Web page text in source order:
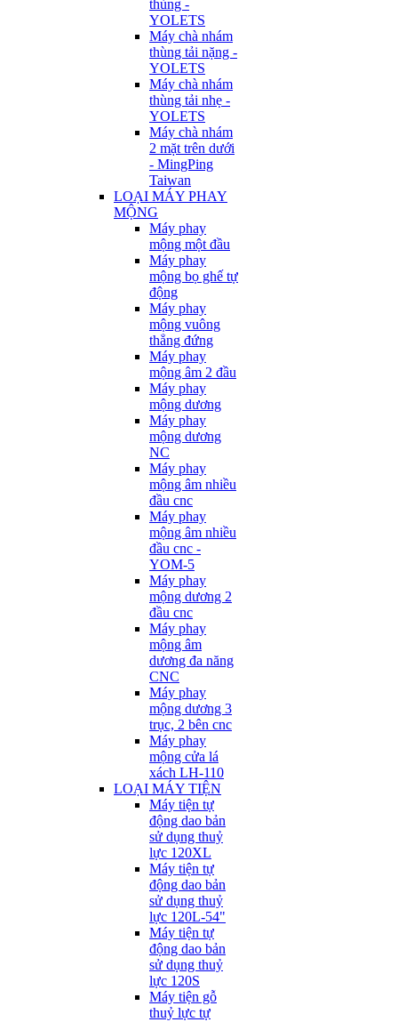
thùng -
YOLETS
Máy chà nhám
thùng tải nặng -
YOLETS
Máy chà nhám
thùng tải nhẹ -
YOLETS
Máy chà nhám
2 mặt trên dưới
- MingPing
Taiwan
LOẠI MÁY PHAY
MỘNG
Máy phay
mộng một đầu
Máy phay
mộng bọ ghế tự
động
Máy phay
mộng vuông
thẳng đứng
Máy phay
mộng âm 2 đầu
Máy phay
mộng dương
Máy phay
mộng dương
NC
Máy phay
mộng âm nhiều
đầu cnc
Máy phay
mộng âm nhiều
đầu cnc -
YOM-5
Máy phay
mộng dương 2
đầu cnc
Máy phay
mộng âm
dương đa năng
CNC
Máy phay
mộng dương 3
trục, 2 bên cnc
Máy phay
mộng cửa lá
xách LH-110
LOẠI MÁY TIỆN
Máy tiện tự
động dao bản
sử dụng thuỷ
lực 120XL
Máy tiện tự
động dao bản
sử dụng thuỷ
lực 120L-54"
Máy tiện tự
động dao bản
sử dụng thuỷ
lực 120S
Máy tiện gỗ
thuỷ lực tự